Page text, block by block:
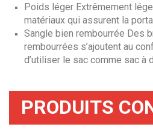
Poids léger Extrêmement
matériaux qui assurent la
Sangle bien rembourrée Des
rembourrées s’ajoutent au
d’utiliser le sac comme sac à
PRODUITS